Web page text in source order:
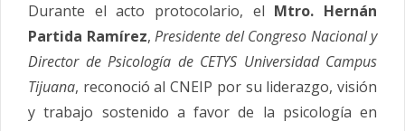
Durante el acto protocolario, el Mtro. Hernán
Partida Ramírez, Presidente delCongreso Nacionaly
Director de Psicología de CETYS Universidad Campus
Tijuana, reconoció al CNEIP por su liderazgo, visión
y trabajo sostenido a favor de la psicología en